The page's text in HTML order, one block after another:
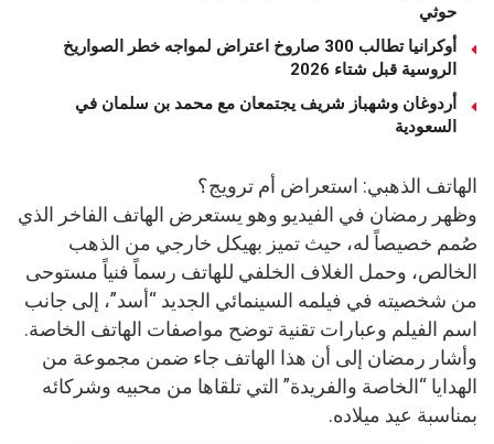
حوثي
أوكرانيا تطالب 300 صاروخ اعتراض لمواجه خطر الصواريخ
الروسية قبل شتاء 2026
أردوغان وشهباز شريف يجتمعان مع محمد بن سلمان في
السعودية
الهاتف الذهبي: استعراض أم ترويج؟
وظهر رمضان في الفيديو وهو يستعرض الهاتف الفاخر الذي
صُمم خصيصاً له، حيث تميز بهيكل خارجي من الذهب
الخالص، وحمل الغلاف الخلفي للهاتف رسماً فنياً مستوحى
من شخصيته في فيلمه السينمائي الجديد “أسد”، إلى جانب
اسم الفيلم وعبارات تقنية توضح مواصفات الهاتف الخاصة.
وأشار رمضان إلى أن هذا الهاتف جاء ضمن مجموعة من
الهدايا “الخاصة والفريدة” التي تلقاها من محبيه وشركائه
بمناسبة عيد ميلاده.